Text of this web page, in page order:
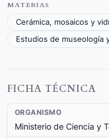
MATERIAS
Cerámica, mosaicos y
Estudios de museología
FICHA TÉCNICA
ORGANISMO
Ministerio de Ciencia y